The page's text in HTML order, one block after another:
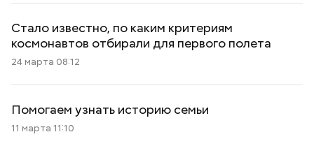
Стало известно, по каким критериям
космонавтов отбирали для первого полета
24 марта 08:12
Помогаем узнать историю семьи
11 марта 11:10